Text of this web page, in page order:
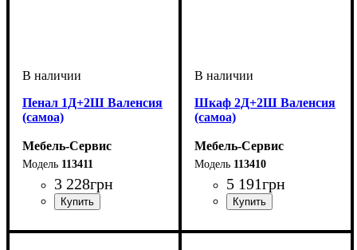
Пенал 1Д+2Ш Валенсия
(самоа)
Мебель-Сервис
113411
3 228грн
Шкаф 2Д+2Ш Валенсия
(самоа)
Мебель-Сервис
113410
5 191грн